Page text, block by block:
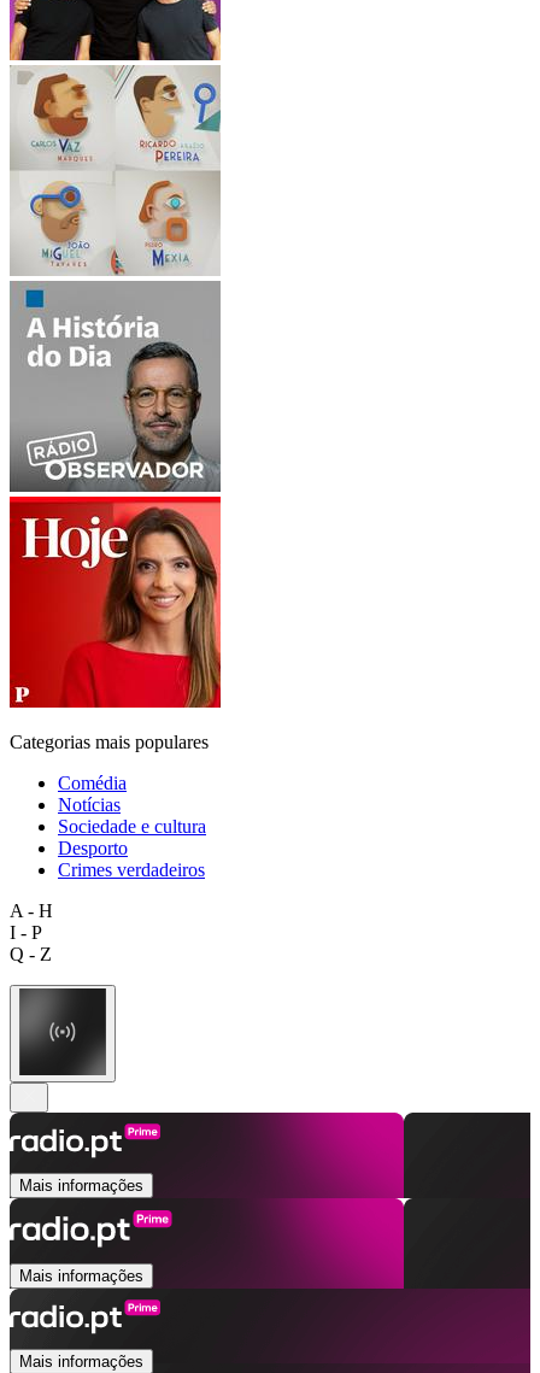
Categorias mais populares
Comédia
Notícias
Sociedade e cultura
Desporto
Crimes verdadeiros
A - H
I - P
Q - Z
Mais informações
Mais informações
Mais informações